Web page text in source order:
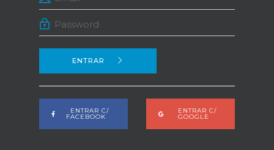
ENTRAR
ENTRAR C/
FACEBOOK
ENTRAR C/
GOOGLE